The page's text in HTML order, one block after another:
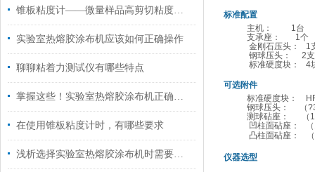
锥板粘度计——微量样品高剪切粘度测量的精密工具
实验室热熔胶涂布机应该如何正确操作
聊聊粘着力测试仪有哪些特点
掌握这些！实验室热熔胶涂布机正确使用与长效维护
在使用锥板粘度计时，有哪些要求
浅析选择实验室热熔胶涂布机时需要考虑的因素
标准配置
主机： 1
支承座：
金刚石压头：
钢球压头： 2
标准硬度
可选附件
标准硬度块：
钢球压头： （
测球砧座： （
凹柱面砧座：
凸柱面砧座：
（
仪器选型